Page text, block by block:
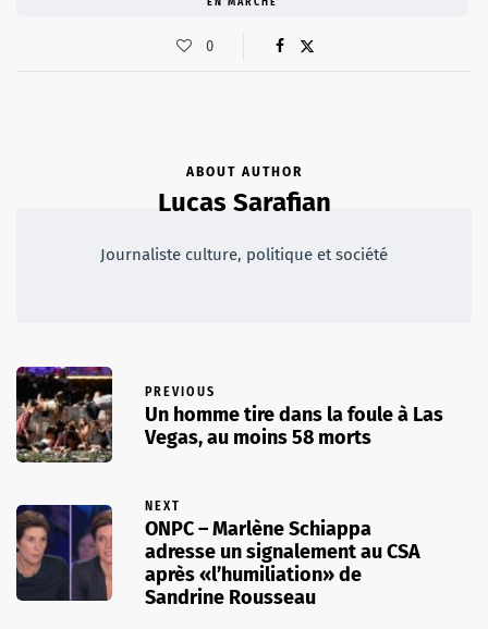
0
ABOUT AUTHOR
Lucas Sarafian
Journaliste culture, politique et société
PREVIOUS
Un homme tire dans la foule à Las
Vegas, au moins 58 morts
NEXT
ONPC – Marlène Schiappa
adresse un signalement au CSA
après «l’humiliation» de
Sandrine Rousseau